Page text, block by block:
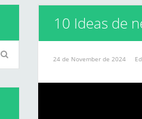
10 Ideas de
24 de November de 2024